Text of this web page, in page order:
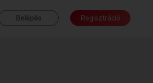
Belépés Regisztráció